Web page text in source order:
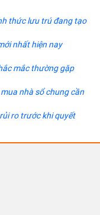
thức lưu trú đang tạo
nhất hiện nay
mắc thường gặp
nhà sổ chung cần
ro trước khi quyết